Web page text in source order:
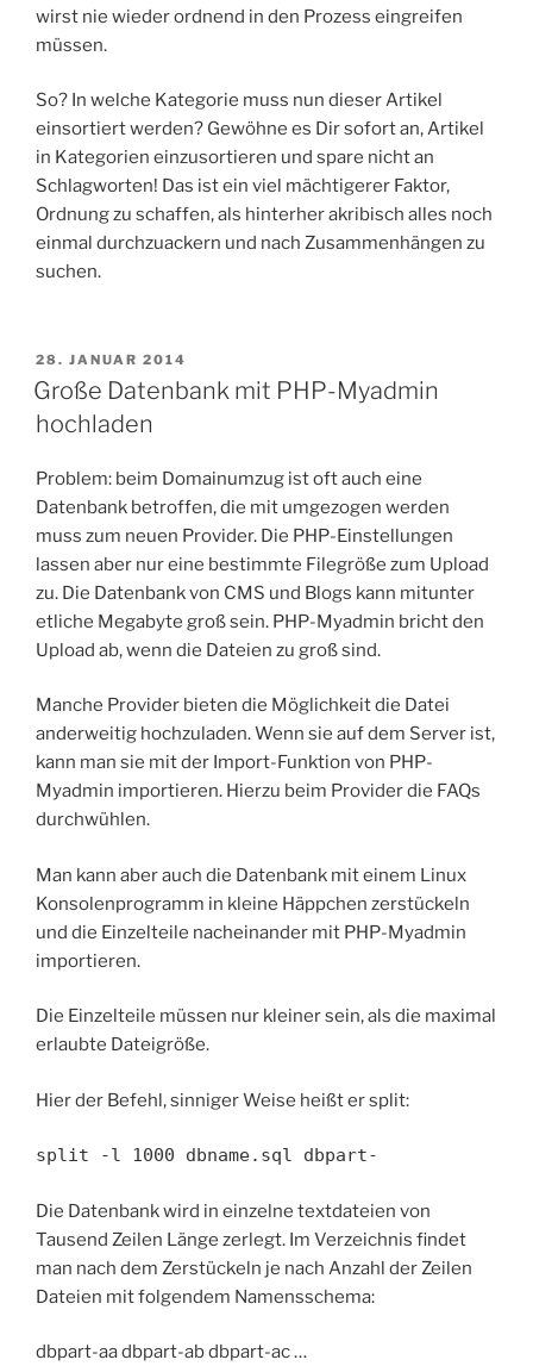
wirst nie wieder ordnend in den Prozess eingreifen
müssen.
So? In welche Kategorie muss nun dieser Artikel
einsortiert werden? Gewöhne es Dir sofort an, Artikel
in Kategorien einzusortieren und spare nicht an
Schlagworten! Das ist ein viel mächtigerer Faktor,
Ordnung zu schaffen, als hinterher akribisch alles noch
einmal durchzuackern und nach Zusammenhängen zu
suchen.
VERÖFFENTLICHT
AM
28. JANUAR 2014
Große Datenbank mit PHP-Myadmin
hochladen
Problem: beim Domainumzug ist oft auch eine
Datenbank betroffen, die mit umgezogen werden
muss zum neuen Provider. Die PHP-Einstellungen
lassen aber nur eine bestimmte Filegröße zum Upload
zu. Die Datenbank von CMS und Blogs kann mitunter
etliche Megabyte groß sein. PHP-Myadmin bricht den
Upload ab, wenn die Dateien zu groß sind.
Manche Provider bieten die Möglichkeit die Datei
anderweitig hochzuladen. Wenn sie auf dem Server ist,
kann man sie mit der Import-Funktion von PHP-
Myadmin importieren. Hierzu beim Provider die FAQs
durchwühlen.
Man kann aber auch die Datenbank mit einem Linux
Konsolenprogramm in kleine Häppchen zerstückeln
und die Einzelteile nacheinander mit PHP-Myadmin
importieren.
Die Einzelteile müssen nur kleiner sein, als die maximal
erlaubte Dateigröße.
Hier der Befehl, sinniger Weise heißt er split:
split -l 1000 dbname.sql dbpart-
Die Datenbank wird in einzelne textdateien von
Tausend Zeilen Länge zerlegt. Im Verzeichnis findet
man nach dem Zerstückeln je nach Anzahl der Zeilen
Dateien mit folgendem Namensschema:
dbpart-aa dbpart-ab dbpart-ac …